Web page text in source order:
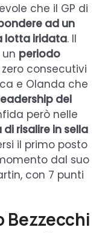
che il GP di
ad un
lotta iridata. Il
periodo
consecutivi
e Olanda che
del
però nelle
di risalire in sella
il primo posto
dal suo
con 7 punti
Bezzecchi